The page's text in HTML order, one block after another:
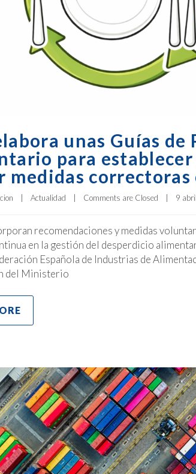
unas Guías
para
medidas
Actualidad Comments are Closed 9
recomendaciones y medidas
en la gestión del desperdicio
Española de Industrias de
del Ministerio